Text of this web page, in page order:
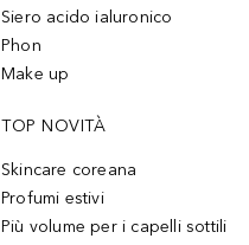
Siero acido ialuronico
Phon
Make up
TOP NOVITÀ
Skincare coreana
Profumi estivi
Più volume per i capelli sottili